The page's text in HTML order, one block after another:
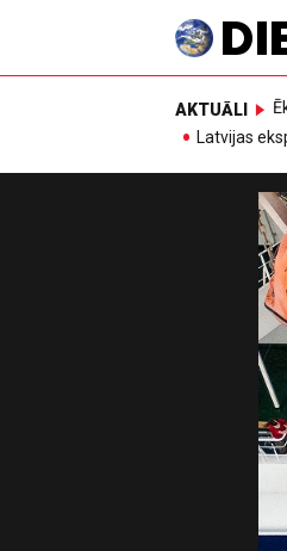
AKTUĀLI
Latvijas